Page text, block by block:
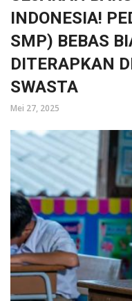
INDONESIA!
SMP) BEBAS
DITERAPKAN
SWASTA
Mei 27, 2025